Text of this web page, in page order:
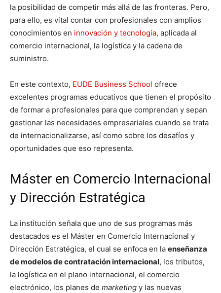
la posibilidad de competir más allá de las fronteras. Pero,
para ello, es vital contar con profesionales con amplios
conocimientos en innovación y tecnología, aplicada al
comercio internacional, la logística y la cadena de
suministro.
En este contexto, EUDE Business School ofrece
excelentes programas educativos que tienen el propósito
de formar a profesionales para que comprendan y sepan
gestionar las necesidades empresariales cuando se trata
de internacionalizarse, así como sobre los desafíos y
oportunidades que eso representa.
Máster en Comercio Internacional
y Dirección Estratégica
La institución señala que uno de sus programas más
destacados es el Máster en Comercio Internacional y
Dirección Estratégica, el cual se enfoca en la enseñanza
de modelos de contratación internacional, los tributos,
la logística en el plano internacional, el comercio
electrónico, los planes de marketing y las nuevas